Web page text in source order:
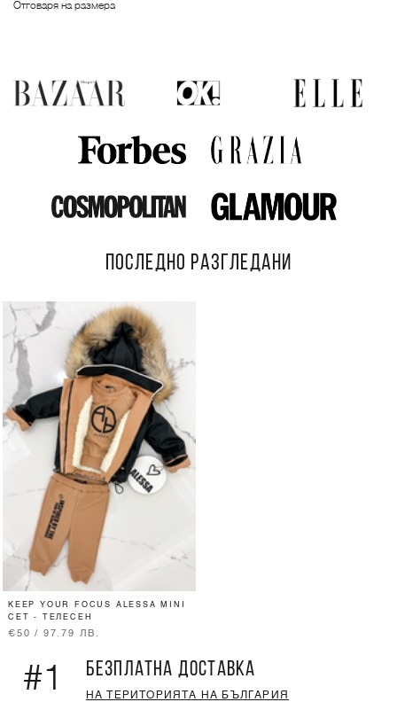
Отговаря на размера
ПОСЛЕДНО РАЗГЛЕДАНИ
KEEP YOUR FOCUS ALESSA MINI
СЕТ - ТЕЛЕСЕН
€50 / 97.79 ЛВ.
#1 БЕЗПЛАТНА ДОСТАВКА
НА ТЕРИТОРИЯТА НА БЪЛГАРИЯ